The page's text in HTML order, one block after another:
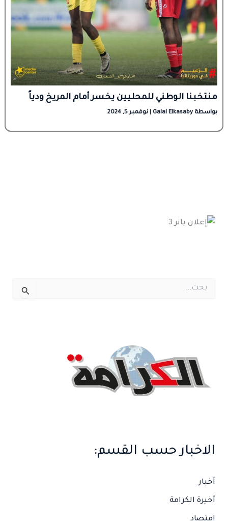
منتخبنا الوطني للمحليين يخسر أمام المريخ ودياً
بواسطة Galal Elkasaby نوفمبر 5, 2024
الاخبار حسب القسم:
أخبار
أخيرة الكرامة
اقتصاد